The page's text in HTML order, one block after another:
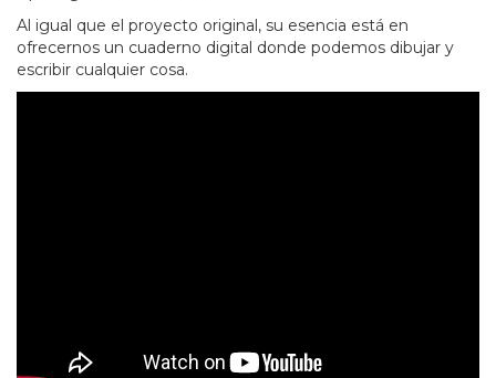
Al igual que el proyecto original, su esencia está en
ofrecernos un cuaderno digital donde podemos dibujar y
escribir cualquier cosa.